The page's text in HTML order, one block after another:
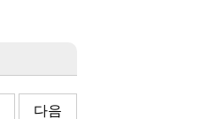
다음